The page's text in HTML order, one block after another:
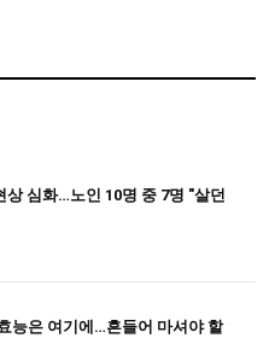
상 심화…노인 10명 중 7명 "살던
능은 여기에…흔들어 마셔야 할